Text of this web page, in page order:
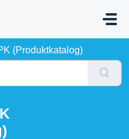
(Produktkatalog)